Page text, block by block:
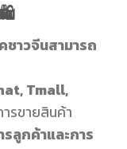
🛍️
าวจีนสามารถ
Tmall,
รขายสินค้า
ลูกค้าและการ